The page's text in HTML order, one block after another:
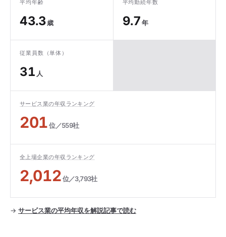
平均年齢
43.3歳
平均勤続年数
9.7年
従業員数（単体）
31 人
サービス業の年収ランキング
201位／559社
全上場企業の年収ランキング
2,012位／3,793社
→ サービス業の平均年収を解説記事で読む